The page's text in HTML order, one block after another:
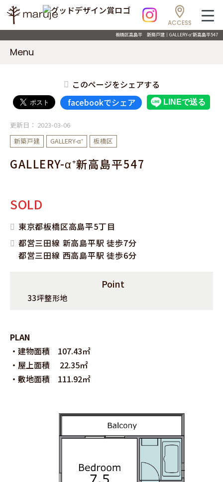
ACCESS
板橋区高島平 新築戸建｜GALLERY-α⁺新高島平547
Menu
GALLERY-α⁺新高島平547
このページをシェアする
facebookでシェア
更新日： 2023-03-06
新築戸建
GALLERY-α⁺ 板橋区
Point
33坪整形地
SOLD
東京都板橋区高島平5丁目
都営三田線 新高島平駅 徒歩7分
都営三田線 西高島平駅 徒歩6分
PLAN
・建物面積 107.43㎡
・屋上面積 22.35㎡
・敷地面積 111.92㎡